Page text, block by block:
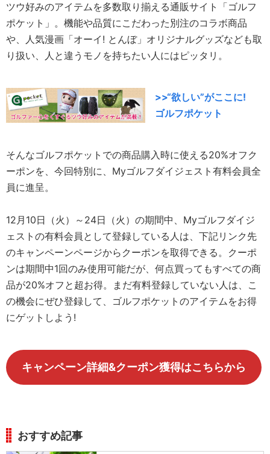
ツウ好みのアイテムを多数取り揃える通販サイト「ゴルフ
ポケット」。機能や品質にこだわった別注のコラボ商品
や、人気漫画「オーイ! とんぼ」オリジナルグッズなども取
り扱い、人と違うモノを持ちたい人にはピッタリ。
>>“欲しい”がここに!
ゴルフポケット
そんなゴルフポケットでの商品購入時に使える20%オフク
ーポンを、今回特別に、Myゴルフダイジェスト有料会員全
員に進呈。
12月10日（火）～24日（火）の期間中、Myゴルフダイジ
ェストの有料会員として登録している人は、下記リンク先
のキャンペーンページからクーポンを取得できる。クーポ
ンは期間中1回のみ使用可能だが、何点買ってもすべての商
品が20%オフと超お得。まだ有料登録していない人は、こ
の機会にぜひ登録して、ゴルフポケットのアイテムをお得
にゲットしよう!
キャンペーン詳細&クーポン獲得はこちらから
おすすめ記事